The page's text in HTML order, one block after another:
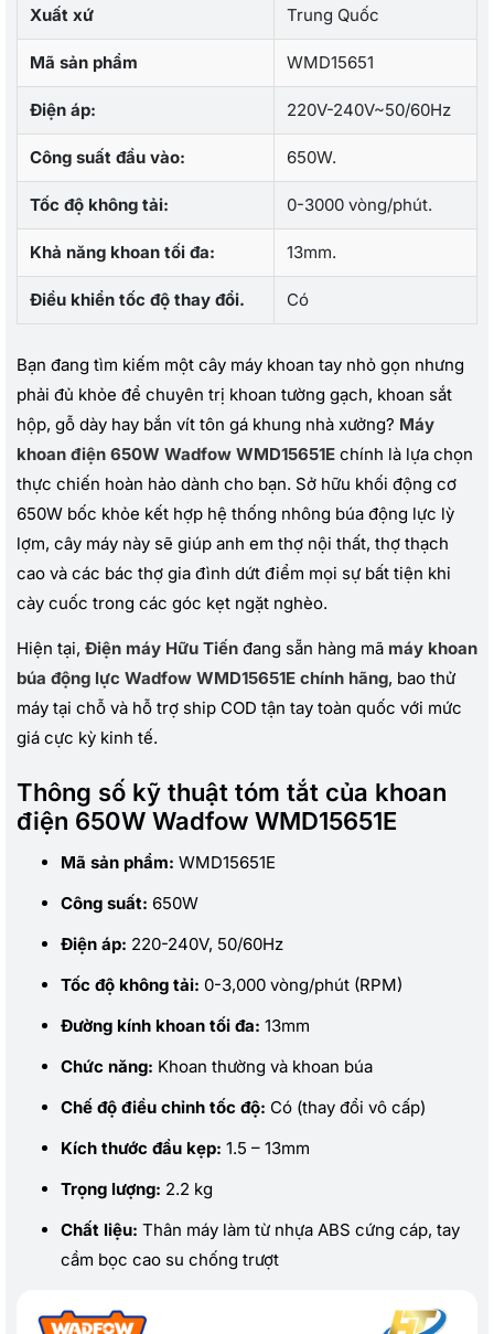
Xuất xứ Trung Quốc
Mã sản phẩm WMD15651
Điện áp: 220V-240V~50/60Hz
Công suất đầu vào: 650W.
Tốc độ không tải: 0-3000 vòng/phút.
Khả năng khoan tối đa: 13mm.
Điều khiển tốc độ thay đổi. Có
Bạn đang tìm kiếm một cây máy khoan tay nhỏ gọn nhưng
phải đủ khỏe để chuyên trị khoan tường gạch, khoan sắt
hộp, gỗ dày hay bắn vít tôn gá khung nhà xưởng? Máy
khoan điện 650W Wadfow WMD15651E chính là lựa chọn
thực chiến hoàn hảo dành cho bạn. Sở hữu khối động cơ
650W bốc khỏe kết hợp hệ thống nhông búa động lực lỳ
lợm, cây máy này sẽ giúp anh em thợ nội thất, thợ thạch
cao và các bác thợ gia đình dứt điểm mọi sự bất tiện khi
cày cuốc trong các góc kẹt ngặt nghèo.
Hiện tại, Điện máy Hữu Tiến đang sẵn hàng mã máy khoan
búa động lực Wadfow WMD15651E chính hãng, bao thử
máy tại chỗ và hỗ trợ ship COD tận tay toàn quốc với mức
giá cực kỳ kinh tế.
Thông số kỹ thuật tóm tắt của khoan
điện 650W Wadfow WMD15651E
Mã sản phẩm: WMD15651E
Công suất: 650W
Điện áp: 220-240V, 50/60Hz
Tốc độ không tải: 0-3,000 vòng/phút (RPM)
Đường kính khoan tối đa: 13mm
Chức năng: Khoan thường và khoan búa
Chế độ điều chỉnh tốc độ: Có (thay đổi vô cấp)
Kích thước đầu kẹp: 1.5 – 13mm
Trọng lượng: 2.2 kg
Chất liệu: Thân máy làm từ nhựa ABS cứng cáp, tay
cầm bọc cao su chống trượt